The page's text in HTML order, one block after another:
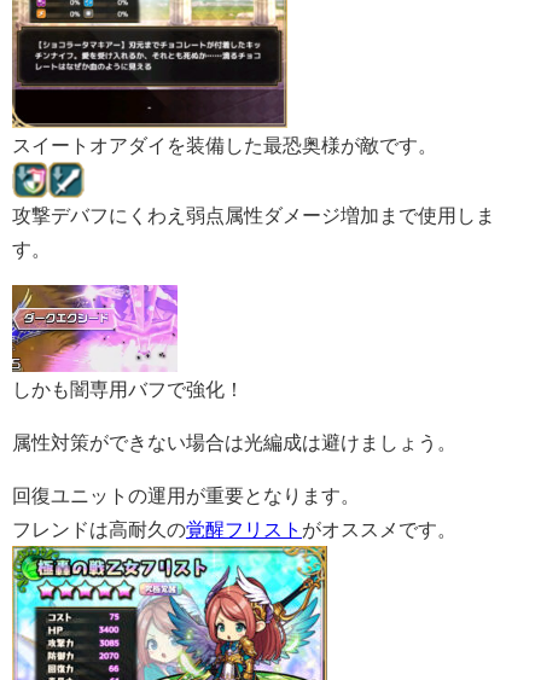
スイートオアダイを装備した最恐奥様が敵です。
攻撃デバフにくわえ弱点属性ダメージ増加まで使用しま
す。
しかも闇専用バフで強化！
属性対策ができない場合は光編成は避けましょう。
回復ユニットの運用が重要となります。
フレンドは高耐久の覚醒フリスト がオススメです。